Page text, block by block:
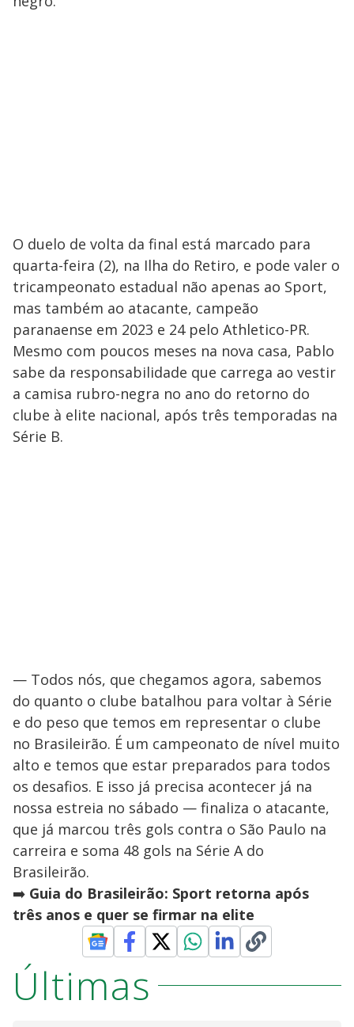
O duelo de volta da final está marcado para
quarta-feira (2), na Ilha do Retiro, e pode valer o
tricampeonato estadual não apenas ao Sport,
mas também ao atacante, campeão
paranaense em 2023 e 24 pelo Athletico-PR.
Mesmo com poucos meses na nova casa, Pablo
sabe da responsabilidade que carrega ao vestir
a camisa rubro-negra no ano do retorno do
clube à elite nacional, após três temporadas na
Série B.
— Todos nós, que chegamos agora, sabemos
do quanto o clube batalhou para voltar à Série
e do peso que temos em representar o clube
no Brasileirão. É um campeonato de nível muito
alto e temos que estar preparados para todos
os desafios. E isso já precisa acontecer já na
nossa estreia no sábado — finaliza o atacante,
que já marcou três gols contra o São Paulo na
carreira e soma 48 gols na Série A do
Brasileirão.
➡️ Guia do Brasileirão: Sport retorna após
três anos e quer se firmar na elite
Últimas